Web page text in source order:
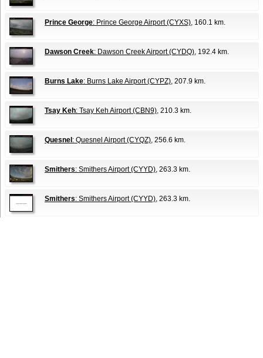
Prince George: Prince George Airport (CYXS), 160.1 km.
Dawson Creek: Dawson Creek Airport (CYDQ), 192.4 km.
Burns Lake: Burns Lake Airport (CYPZ), 207.9 km.
Tsay Keh: Tsay Keh Airport (CBN9), 210.3 km.
Quesnel : Quesnel Airport (CYQZ), 256.6 km.
Smithers: Smithers Airport (CYYD), 263.3 km.
Smithers: Smithers Airport (CYYD), 263.3 km.